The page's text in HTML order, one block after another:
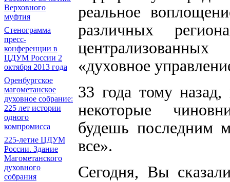
Верховного
муфтия
Стенограмма
пресс-
конференции в
ЦДУМ России 2
октября 2013 года
Оренбургское
магометанское
духовное собрание:
225 лет истории
одного
компромисса
225-летие ЦДУМ
России. Здание
Магометанского
духовного
собрания
реальное
различных
«духовное
33 года тому
некоторые
будешь последним
все».
Сегодня, Вы